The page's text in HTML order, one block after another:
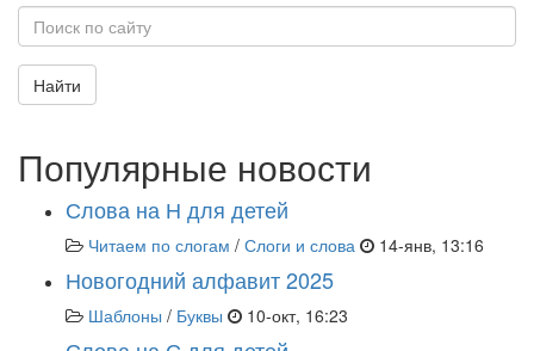
Найти
Популярные новости
Слова на Н для детей
Читаем по слогам / Слоги и слова 14-янв, 13:16
Новогодний алфавит 2025
Шаблоны / Буквы 10-окт, 16:23